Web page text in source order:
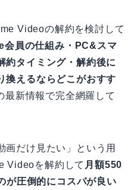
Videoの解約を検討して
会員の仕組み・PC&スマ
約タイミング・解約後に
換えるならどこがおすす
新情報で完全網羅して
画だけ見たい」という用
Videoを解約して 月額550
が圧倒的にコスパが良い